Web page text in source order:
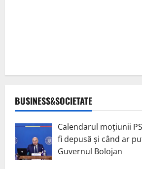
BUSINESS&SOCIETATE
Calendarul moțiunii
fi depusă și când ar
Guvernul Bolojan